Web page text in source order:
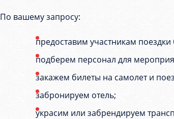
По вашему запросу:
предоставим участникам
подберем персонал для
закажем билеты на самолет и
забронируем отель;
украсим или забрендируем